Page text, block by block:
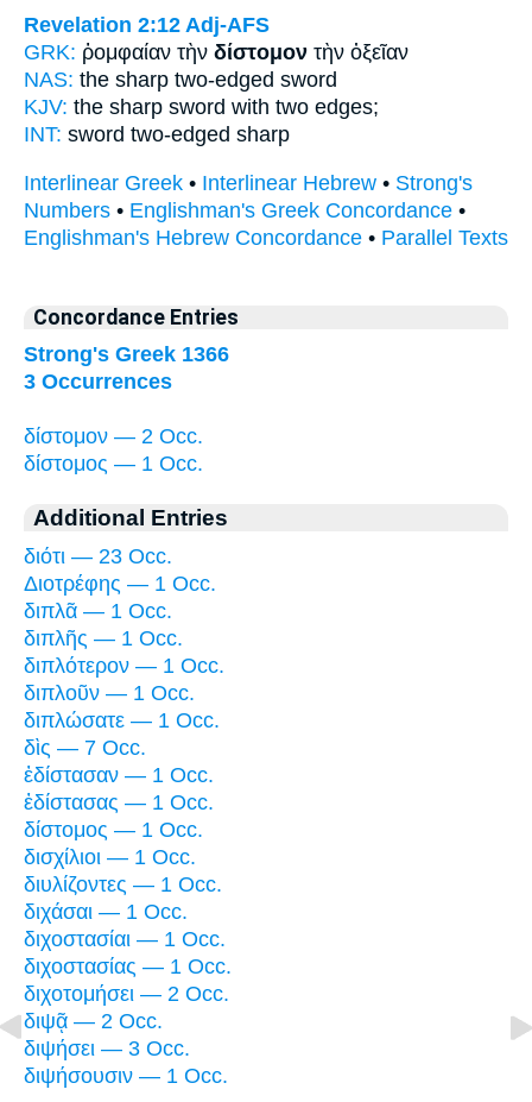
Revelation 2:12 Adj-AFS
GRK: ῥομφαίαν τὴν δίστομον τὴν ὀξεῖαν
NAS: the sharp two-edged sword
KJV: the sharp sword with two edges;
INT: sword two-edged sharp
Interlinear Greek • Interlinear Hebrew • Strong's
Numbers • Englishman's Greek Concordance •
Englishman's Hebrew Concordance • Parallel Texts
Concordance Entries
Strong's Greek 1366
3 Occurrences
δίστομον — 2 Occ.
δίστομος — 1 Occ.
Additional Entries
διότι — 23 Occ.
Διοτρέφης — 1 Occ.
διπλᾶ — 1 Occ.
διπλῆς — 1 Occ.
διπλότερον — 1 Occ.
διπλοῦν — 1 Occ.
διπλώσατε — 1 Occ.
δὶς — 7 Occ.
ἐδίστασαν — 1 Occ.
ἐδίστασας — 1 Occ.
δίστομος — 1 Occ.
δισχίλιοι — 1 Occ.
διυλίζοντες — 1 Occ.
διχάσαι — 1 Occ.
διχοστασίαι — 1 Occ.
διχοστασίας — 1 Occ.
διχοτομήσει — 2 Occ.
διψᾷ — 2 Occ.
διψήσει — 3 Occ.
διψήσουσιν — 1 Occ.